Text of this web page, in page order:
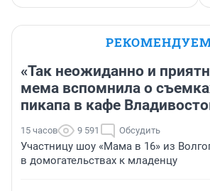
«Так неожиданно и
мема вспомнила о
пикапа в кафе
15 часов 9 591 Обсудить
Участницу шоу «Мама в 16» из
в домогательствах к младенцу